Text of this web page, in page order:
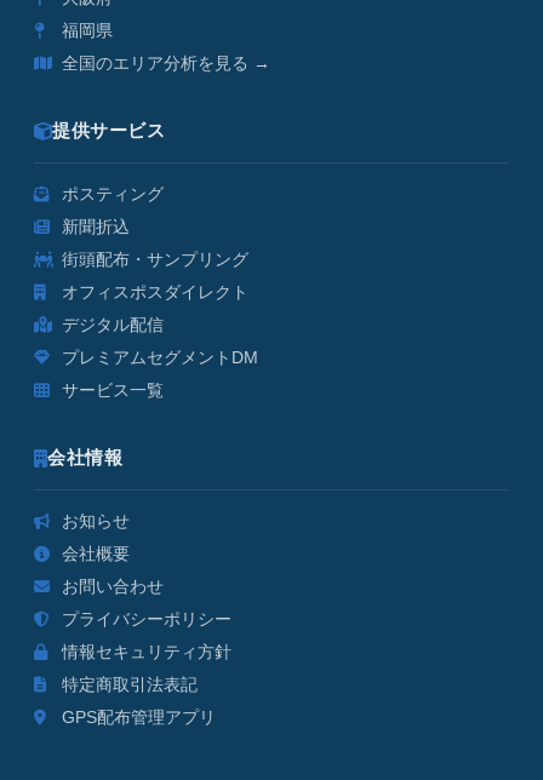
福岡県
全国のエリア分析を見る →
提供サービス
ポスティング
新聞折込
街頭配布・サンプリング
オフィスポスダイレクト
デジタル配信
プレミアムセグメントDM
サービス一覧
会社情報
お知らせ
会社概要
お問い合わせ
プライバシーポリシー
情報セキュリティ方針
特定商取引法表記
GPS配布管理アプリ